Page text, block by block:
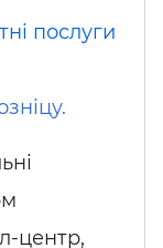
послуги
центр,